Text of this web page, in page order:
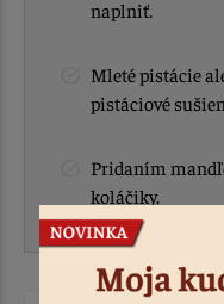
naplniť.
Mleté pistácie
pistáciové
Pridaním
koláčiky.